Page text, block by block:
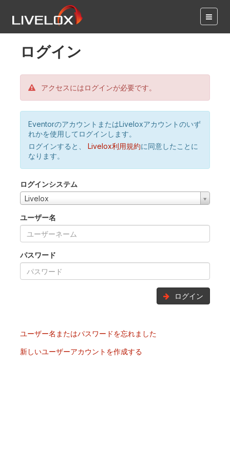
ログイン
アクセスにはログインが必要です。
EventorのアカウントまたはLiveloxアカウントのいず
れかを使用してログインします。
ログインすると、
Livelox利用規約に同意したことに
なります。
ログインシステム
Livelox
ユーザー名
パスワード
ログイン
ユーザー名またはパスワードを忘れました
新しいユーザーアカウントを作成する